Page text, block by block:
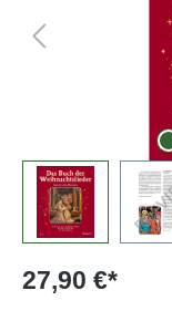
27,90 €*